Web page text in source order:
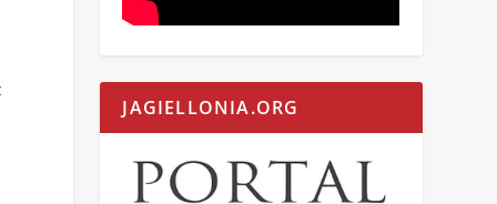
JAGIELLONIA.ORG